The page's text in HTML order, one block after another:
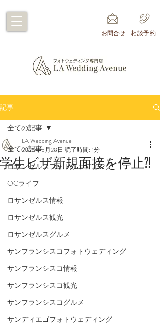
​お問合せ ​相談予約
記事
全ての記事
ロサンゼルスフォトウェディング
OCライフ
ロサンゼルス情報
ロサンゼルス観光
ロサンゼルスグルメ
サンフランシスコフォトウェディング
サンフランシスコ情報
サンフランシスコ観光
サンフランシスコグルメ
サンディエゴフォトウェディング
全ての記事
学生ビザ新規面接を停止⁈
LA Wedding Avenue
2025年5月28日 読了時間: 1分